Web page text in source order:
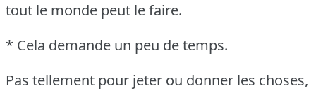
tout le monde peut le faire.
* Cela demande un peu de temps.
Pas tellement pour jeter ou donner les choses,